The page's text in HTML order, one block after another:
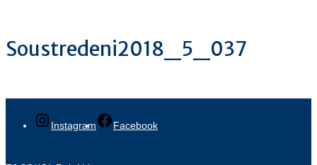
Soustredeni2018_5_037
Instagram Facebook